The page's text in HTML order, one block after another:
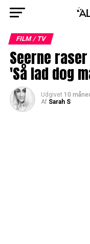
FILM / TV
Seerne
'Så lad dog
Udgivet 10
Af Sarah S